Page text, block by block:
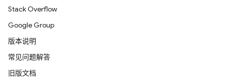
Stack Overflow
Google Group
版本说明
常见问题解答
旧版文档